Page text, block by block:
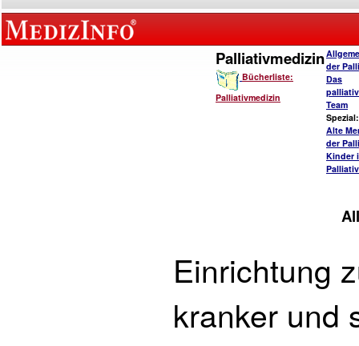
Palliativmedizin
Bücherliste:
Palliativmedizin
der
Das
Team
Spezial:
Alte
der
Kinder
Einrichtung
kranker und